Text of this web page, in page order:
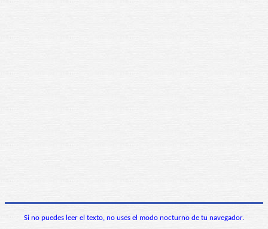
Si no puedes leer el texto, no uses el modo nocturno de tu navegador.